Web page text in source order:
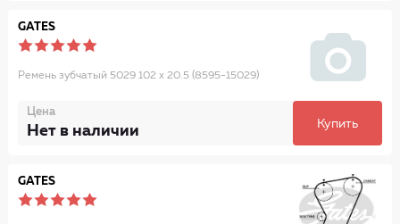
GATES
Ремень зубчатый 5029 102 x 20.5 (8595-15029)
Цена
Нет в наличии Купить
GATES